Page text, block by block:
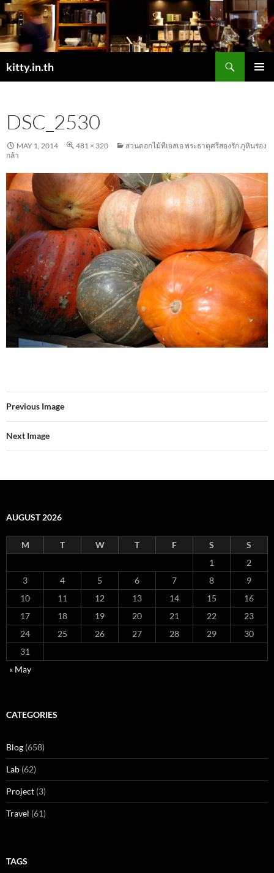
Skip
to
content
kitty.in.th
DSC_2530
MAY 1, 2014 481 × 320
สวนดอกไม้ทีเอสเอ พระธาตุศรีสองรัก ภูหินร่อง
กล้า
Previous Image
Next Image
AUGUST 2026
M T W T F S
S
1
2
3
4 5 6 7 8
9
10
11 12 13 14 15
16
17
18 19 20 21 22
23
24
25 26 27 28 29
30
31
« May
CATEGORIES
Blog (658)
Lab (62)
Project (3)
Travel (61)
TAGS